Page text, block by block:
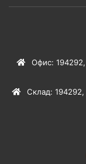
Офис: 194292,
Склад: 194292,